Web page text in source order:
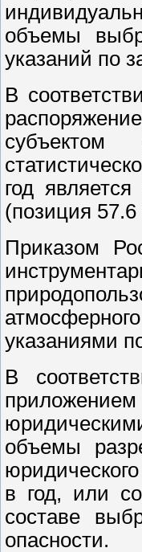
объемы
указаний по
В
год
(позиция
Приказом
указаниями
В
объемы
в год, или
составе
опасности.